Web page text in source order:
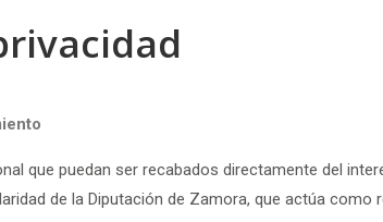
que puedan ser recabados directamente del
de la Diputación de Zamora, que actúa como